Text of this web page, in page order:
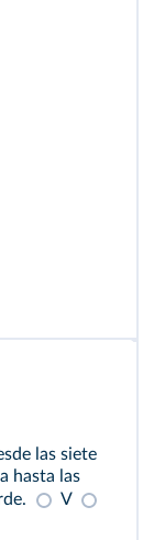
las siete
hasta las
V